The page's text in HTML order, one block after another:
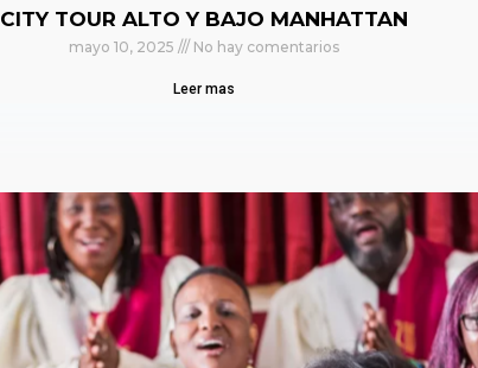
CITY TOUR ALTO Y BAJO MANHATTAN
mayo 10, 2025 No hay comentarios
Leer mas